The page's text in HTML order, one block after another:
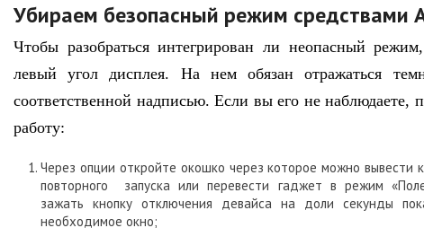
Убираем безопасный режим средствами
Чтобы разобраться интегрирован ли неопасный
левый угол дисплея. На нем обязан отражаться
соответственной надписью. Если вы его не наблюдаете,
работу:
Через опции откройте окошко через которое можно вывести
повторного запуска или перевести гаджет в режим
зажать кнопку отключения девайса на доли секунды
необходимое окно;